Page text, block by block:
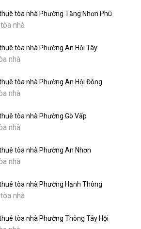
tòa nhà Phường Tăng Nhơn Phú
nhà
tòa nhà Phường An Hội Tây
nhà
tòa nhà Phường An Hội Đông
nhà
tòa nhà Phường Gò Vấp
nhà
tòa nhà Phường An Nhơn
nhà
tòa nhà Phường Hạnh Thông
nhà
tòa nhà Phường Thông Tây Hội